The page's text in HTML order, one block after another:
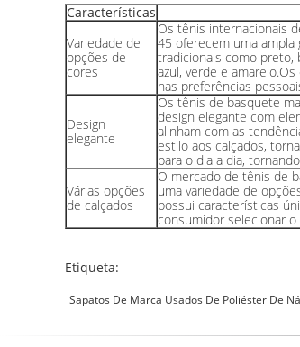
Características
Variedade de
opções de
cores
Os tênis internacionais
45 oferecem uma
tradicionais como preto,
azul, verde e
nas preferências
Design
elegante
Os tênis de basquete
design elegante com
alinham com as
estilo aos calçados,
para o dia a dia,
Várias opções
de calçados
O mercado de tênis de
uma variedade de
possui características
consumidor selecionar
Etiqueta:
Sapatos De Marca Usados ​​de Poliéster De